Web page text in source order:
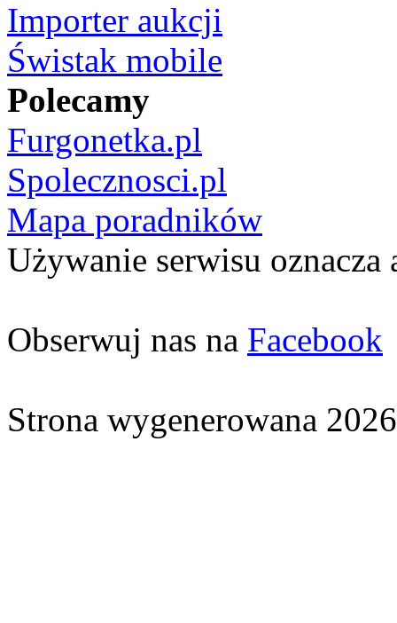
Importer aukcji
Świstak mobile
Polecamy
Furgonetka.pl
Spolecznosci.pl
Mapa poradników
Używanie serwisu oznacza
Obserwuj nas na Facebook
Strona wygenerowana